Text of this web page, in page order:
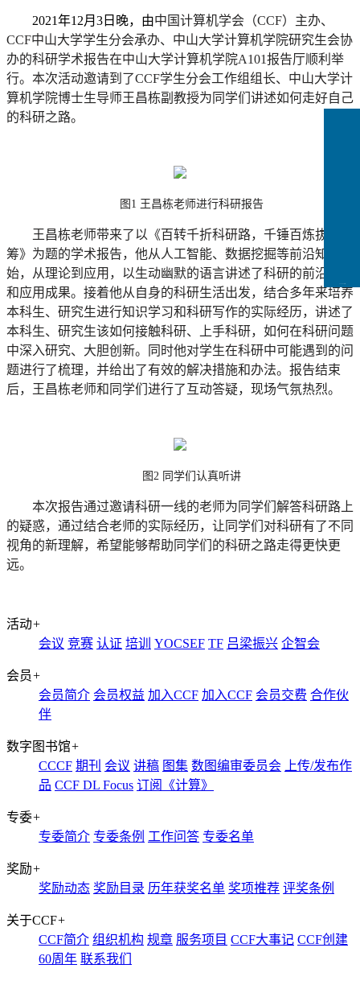
2021年1 2月 3日晚，由中国计算机学会（CCF）主办、
CCF中山大学学生分会承办、中山大学计算机学院研究生会协
办的科研学术报告在中山大学计算机学院A101报告厅顺利举
行。本次活动邀请到了CCF学生分会工作组组长、中山大学计
算机学院博士生导师王昌栋副教授为同学们讲述如何走好自己
的科研之路。
图 1 王昌栋老师进行科研报告
王昌栋老师带来了以《百转千折科研路，千锤百炼拔头
筹》为题的学术报告，他从人工智能、数据挖掘等前沿知识开
始，从理论到应用，以生动幽默的语言讲述了科研的前沿方向
和应用成果。接着他从自身的科研生活出发，结合多年来培养
本科生、研究生进行知识学习和科研写作的实际经历，讲述了
本科生、研究生该如何接触科研、上手科研，如何在科研问题
中深入研究、大胆创新。同时他对学生在科研中可能遇到的问
题进行了梳理，并给出了有效的解决措施和办法。报告结束
后，王昌栋老师和同学们进行了互动答疑，现场气氛热烈。
图2 同学们认真听讲
本次报告通过邀请科研一线的老师为同学们解答科研路上
的疑惑，通过结合老师的实际经历，让同学们对科研有了不同
视角的新理解，希望能够帮助同学们的科研之路走得更快更
远。
活动+
会议 竞赛 认证 培训 YOCSEF TF 吕梁振兴 企智会
会员+
会员简介 会员权益 加入CCF 加入CCF 会员交费 合作伙
伴
数字图书馆+
CCCF 期刊 会议 讲稿 图集 数图编审委员会
上传/发布作
品 CCF DL Focus 订阅《计算》
专委+
专委简介 专委条例 工作问答 专委名单
奖励+
奖励动态 奖励目录 历年获奖名单 奖项推荐 评奖条例
关于CCF+
CCF简介 组织机构 规章 服务项目 CCF大事记 CCF创建
60周年 联系我们